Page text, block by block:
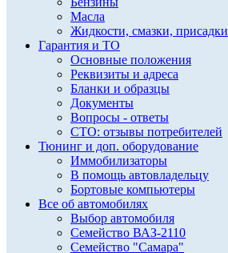
Масла
Жидкости, смазки, присадки
Гарантия и ТО
Основные положения
Реквизиты и адреса
Бланки и образцы
Документы
Вопросы - ответы
СТО: отзывы потребителей
Тюнинг и доп. оборудование
Иммобилизаторы
В помощь автовладельцу
Бортовые компьютеры
Все об автомобилях
Выбор автомобиля
Семейство ВАЗ-2110
Семейство "Самара"